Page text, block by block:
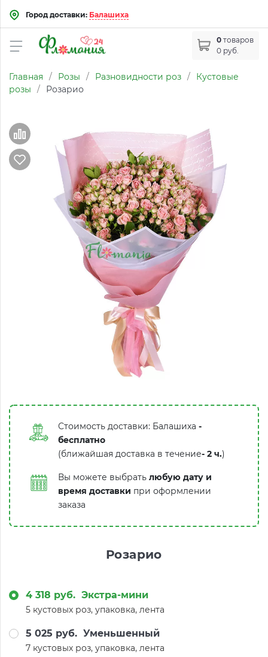
Город доставки: Балашиха
0 товаров
0 руб.
Главная / Розы / Разновидности роз /
Кустовые
розы
/ Розарио
Стоимость доставки: Балашиха -
бесплатно
(ближайшая доставка в течение- 2 ч.)
Вы можете выбрать любую дату и
время доставки при оформлении
заказа
Розарио
4 318 руб. Экстра-мини
5 кустовых роз, упаковка, лента
5 025 руб. Уменьшенный
7 кустовых роз, упаковка, лента